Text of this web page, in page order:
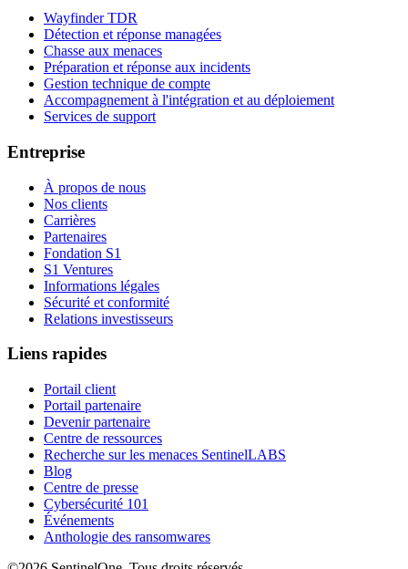
Wayfinder TDR
Détection et réponse managées
Chasse aux menaces
Préparation et réponse aux incidents
Gestion technique de compte
Accompagnement à l'intégration et au déploiement
Services de support
Entreprise
À propos de nous
Nos clients
Carrières
Partenaires
Fondation S1
S1 Ventures
Informations légales
Sécurité et conformité
Relations investisseurs
Liens rapides
Portail client
Portail partenaire
Devenir partenaire
Centre de ressources
Recherche sur les menaces SentinelLABS
Blog
Centre de presse
Cybersécurité 101
Événements
Anthologie des ransomwares